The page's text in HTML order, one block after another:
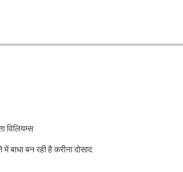
विलियम्स
बन रही है करीना दोसाद